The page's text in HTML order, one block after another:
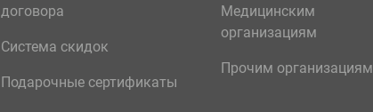
договора
Система скидок
Подарочные сертификаты
Медицинским
организациям
Прочим организациям